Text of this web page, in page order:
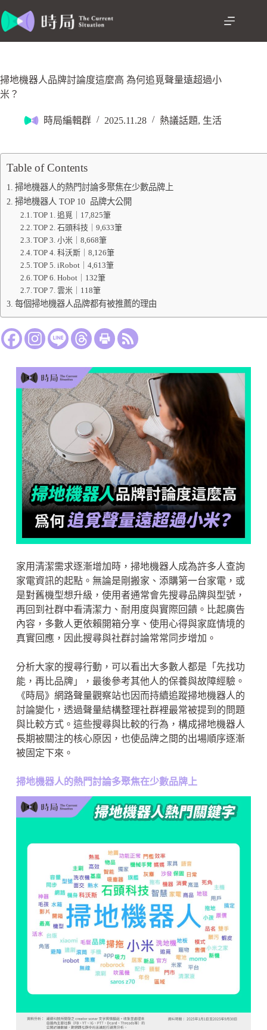
掃地機器人品牌討論度這麼高 為何追覓聲量遠超過小
米？
時局編輯群 2025.11.28 熱議話題, 生活
Table of Contents
掃地機器人的熱門討論多聚焦在少數品牌上
掃地機器人 TOP 10 品牌大公開
TOP 1. 追覓｜17,825筆
TOP 2. 石頭科技｜9,633筆
TOP 3. 小米｜8,668筆
TOP 4. 科沃斯｜8,126筆
TOP 5. iRobot｜4,613筆
TOP 6. Hobot｜132筆
TOP 7. 雲米｜118筆
每個掃地機器人品牌都有被推薦的理由
家用清潔需求逐漸增加時，掃地機器人成為許多人查詢
家電資訊的起點。無論是剛搬家、添購第一台家電，或
是對舊機型想升級，使用者通常會先搜尋品牌與型號，
再回到社群中看清潔力、耐用度與實際回饋。比起廣告
內容，多數人更依賴開箱分享、使用心得與家庭情境的
真實回應，因此搜尋與社群討論常常同步增加。
分析大家的搜尋行動，可以看出大多數人都是「先找功
能，再比品牌」，最後參考其他人的保養與故障經驗。
《時局》網路聲量觀察站也因而持續追蹤掃地機器人的
討論變化，透過聲量結構整理社群裡最常被提到的問題
與比較方式。這些搜尋與比較的行為，構成掃地機器人
長期被關注的核心原因，也使品牌之間的出場順序逐漸
被固定下來。
掃地機器人的熱門討論多聚焦在少數品牌上